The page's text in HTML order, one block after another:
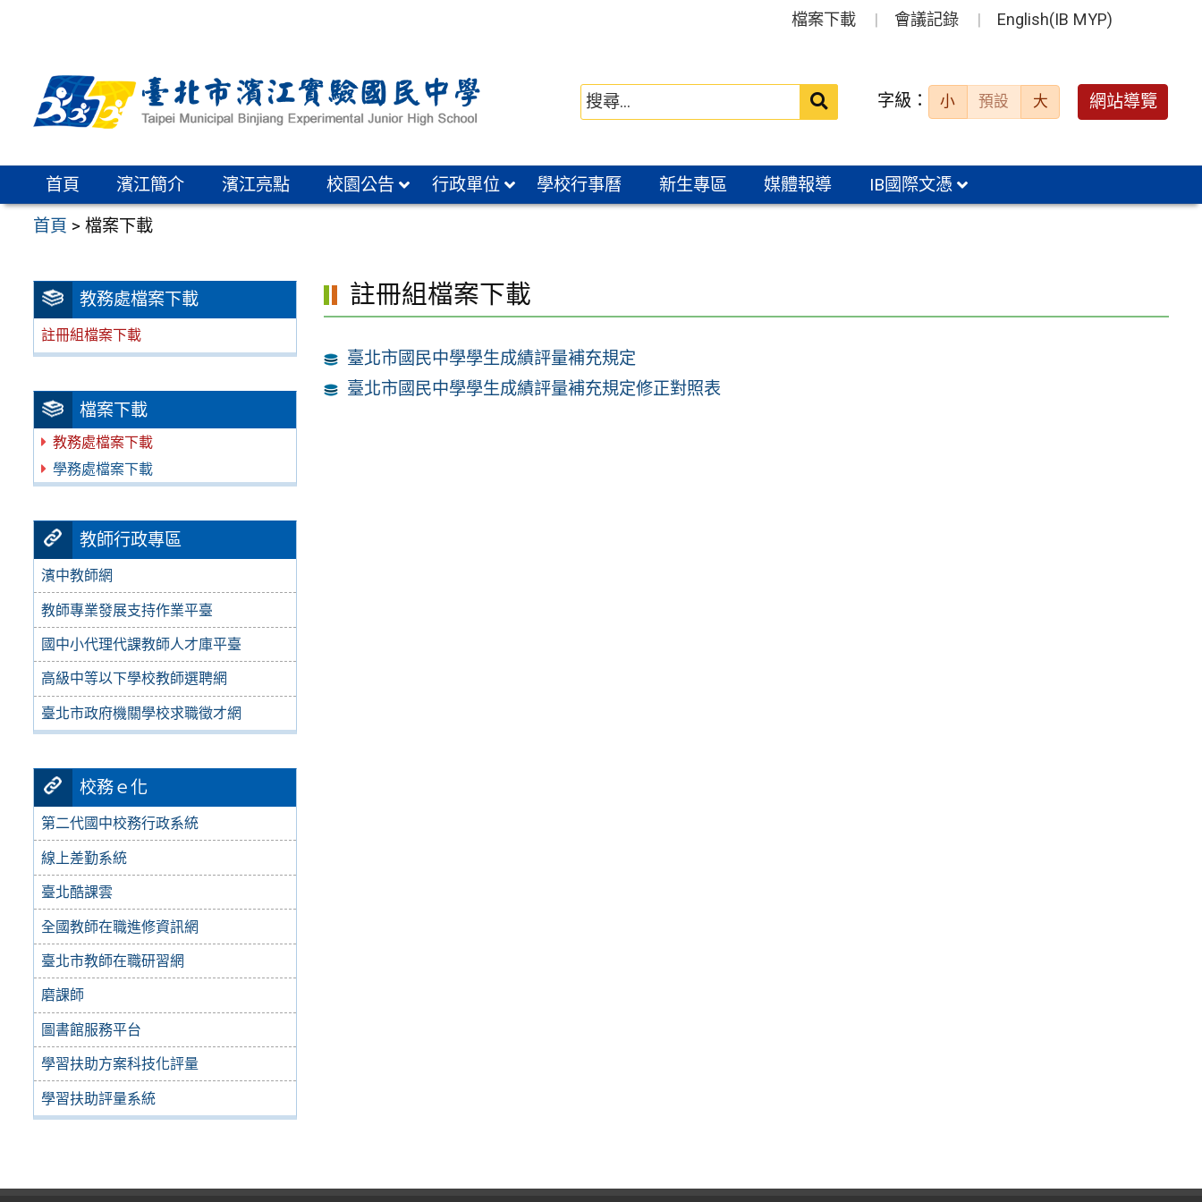
區
檔案下載 會議記錄 English(IB MYP)
送出 字級： 小 預設 大 網站導覽
首頁 濱江簡介 濱江亮點 校園公告 行政單位 學校行事曆 新生專區 媒體報導 IB國際文憑
首頁 >檔案下載
教務處檔案下載
註冊組檔案下載
檔案下載
教務處檔案下載
學務處檔案下載
教師行政專區
濱中教師網
教師專業發展支持作業平臺
國中小代理代課教師人才庫平臺
高級中等以下學校教師選聘網
臺北市政府機關學校求職徵才網
校務ｅ化
第二代國中校務行政系統
線上差勤系統
臺北酷課雲
全國教師在職進修資訊網
臺北市教師在職研習網
磨課師
圖書館服務平台
學習扶助方案科技化評量
學習扶助評量系統
註冊組檔案下載
臺北市國民中學學生成績評量補充規定
臺北市國民中學學生成績評量補充規定修正對照表